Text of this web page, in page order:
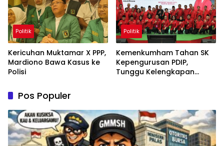
Politik
Kericuhan Muktamar X PPP,
Mardiono Bawa Kasus ke
Polisi
Politik
Kemenkumham Tahan SK
Kepengurusan PDIP,
Tunggu Kelengkapan
Pos Populer